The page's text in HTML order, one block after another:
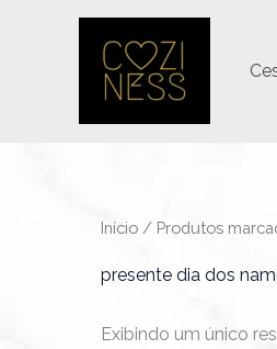
Início / Produtos
presente dia dos
Exibindo um único